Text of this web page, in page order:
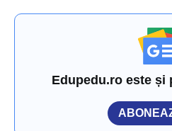
Edupedu.ro este și